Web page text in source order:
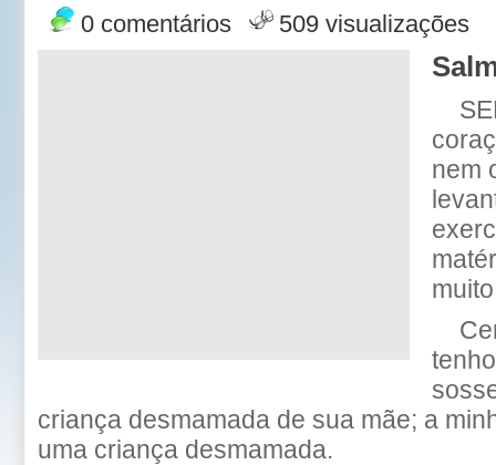
0 comentários 509 visualizações
nem
criança desmamada de sua mãe; a
uma criança desmamada.